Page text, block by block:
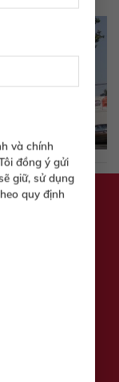
và chính
đồng ý gửi
giữ, sử dụng
quy định